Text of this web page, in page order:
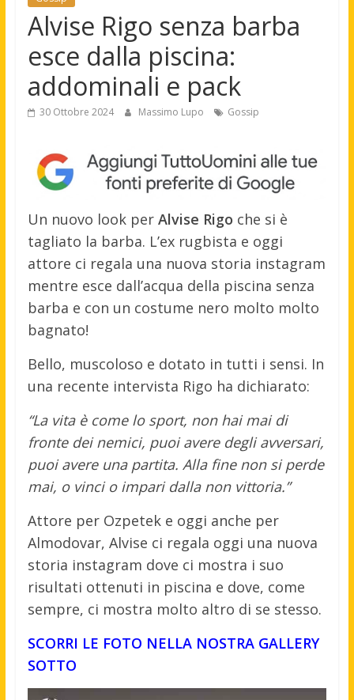
Alvise Rigo senza barba
esce dalla piscina:
addominali e pack
30 Ottobre 2024 Massimo Lupo Gossip
Un nuovo look per Alvise Rigo che si è
tagliato la barba. L’ex rugbista e oggi
attore ci regala una nuova storia instagram
mentre esce dall’acqua della piscina senza
barba e con un costume nero molto molto
bagnato!
Bello, muscoloso e dotato in tutti i sensi. In
una recente intervista Rigo ha dichiarato:
“La vita è come lo sport, non hai mai di
fronte dei nemici, puoi avere degli avversari,
puoi avere una partita. Alla fine non si perde
mai, o vinci o impari dalla non vittoria.”
Attore per Ozpetek e oggi anche per
Almodovar, Alvise ci regala oggi una nuova
storia instagram dove ci mostra i suo
risultati ottenuti in piscina e dove, come
sempre, ci mostra molto altro di se stesso.
SCORRI LE FOTO NELLA NOSTRA GALLERY
SOTTO